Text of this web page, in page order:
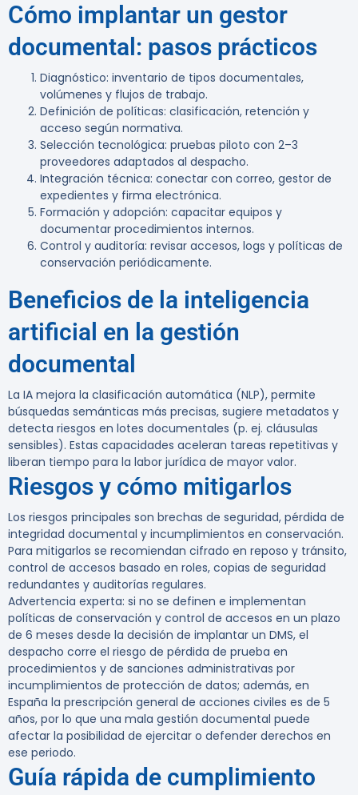
Cómo implantar un gestor
documental: pasos prácticos
Diagnóstico: inventario de tipos documentales,
volúmenes y flujos de trabajo.
Definición de políticas: clasificación, retención y
acceso según normativa.
Selección tecnológica: pruebas piloto con 2–3
proveedores adaptados al despacho.
Integración técnica: conectar con correo, gestor de
expedientes y firma electrónica.
Formación y adopción: capacitar equipos y
documentar procedimientos internos.
Control y auditoría: revisar accesos, logs y políticas de
conservación periódicamente.
Beneficios de la inteligencia
artificial en la gestión
documental
La IA mejora la clasificación automática (NLP), permite
búsquedas semánticas más precisas, sugiere metadatos y
detecta riesgos en lotes documentales (p. ej. cláusulas
sensibles). Estas capacidades aceleran tareas repetitivas y
liberan tiempo para la labor jurídica de mayor valor.
Riesgos y cómo mitigarlos
Los riesgos principales son brechas de seguridad, pérdida de
integridad documental y incumplimientos en conservación.
Para mitigarlos se recomiendan cifrado en reposo y tránsito,
control de accesos basado en roles, copias de seguridad
redundantes y auditorías regulares.
Advertencia experta: si no se definen e implementan
políticas de conservación y control de accesos en un plazo
de 6 meses desde la decisión de implantar un DMS, el
despacho corre el riesgo de pérdida de prueba en
procedimientos y de sanciones administrativas por
incumplimientos de protección de datos; además, en
España la prescripción general de acciones civiles es de 5
años, por lo que una mala gestión documental puede
afectar la posibilidad de ejercitar o defender derechos en
ese periodo.
Guía rápida de cumplimiento